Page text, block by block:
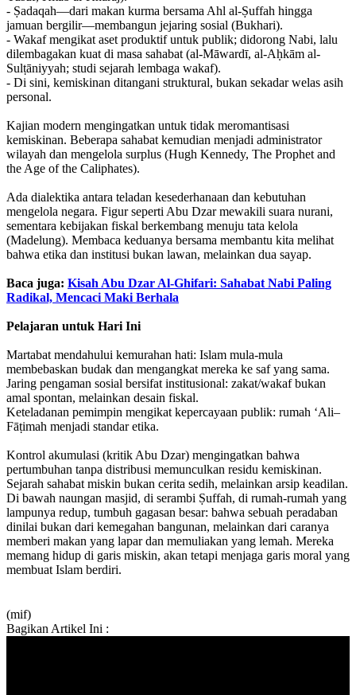
- Ṣadaqah—dari makan kurma bersama Ahl al-Ṣuffah hingga
jamuan bergilir—membangun jejaring sosial (Bukhari).
- Wakaf mengikat aset produktif untuk publik; didorong Nabi, lalu
dilembagakan kuat di masa sahabat (al-Māwardī, al-Aḥkām al-
Sulṭāniyyah; studi sejarah lembaga wakaf).
- Di sini, kemiskinan ditangani struktural, bukan sekadar welas asih
personal.
Kajian modern mengingatkan untuk tidak meromantisasi
kemiskinan. Beberapa sahabat kemudian menjadi administrator
wilayah dan mengelola surplus (Hugh Kennedy, The Prophet and
the Age of the Caliphates).
Ada dialektika antara teladan kesederhanaan dan kebutuhan
mengelola negara. Figur seperti Abu Dzar mewakili suara nurani,
sementara kebijakan fiskal berkembang menuju tata kelola
(Madelung). Membaca keduanya bersama membantu kita melihat
bahwa etika dan institusi bukan lawan, melainkan dua sayap.
Baca juga: Kisah Abu Dzar Al-Ghifari: Sahabat Nabi Paling
Radikal, Mencaci Maki Berhala
Pelajaran untuk Hari Ini
Martabat mendahului kemurahan hati: Islam mula-mula
membebaskan budak dan mengangkat mereka ke saf yang sama.
Jaring pengaman sosial bersifat institusional: zakat/wakaf bukan
amal spontan, melainkan desain fiskal.
Keteladanan pemimpin mengikat kepercayaan publik: rumah ‘Ali–
Fāṭimah menjadi standar etika.
Kontrol akumulasi (kritik Abu Dzar) mengingatkan bahwa
pertumbuhan tanpa distribusi memunculkan residu kemiskinan.
Sejarah sahabat miskin bukan cerita sedih, melainkan arsip keadilan.
Di bawah naungan masjid, di serambi Ṣuffah, di rumah-rumah yang
lampunya redup, tumbuh gagasan besar: bahwa sebuah peradaban
dinilai bukan dari kemegahan bangunan, melainkan dari caranya
memberi makan yang lapar dan memuliakan yang lemah. Mereka
memang hidup di garis miskin, akan tetapi menjaga garis moral yang
membuat Islam berdiri.
(mif)
Bagikan Artikel Ini :